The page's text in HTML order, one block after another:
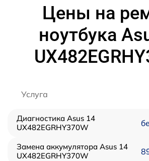
Цены на
ноутбука
Услуга
Диагностика Asus 14
UX482EGRHY370W
Замена аккумулятора Asus 14
UX482EGRHY370W